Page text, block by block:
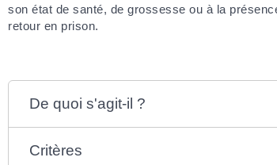
son état de santé, de grossesse ou à la
retour en prison.
De quoi s'agit-il ?
Critères